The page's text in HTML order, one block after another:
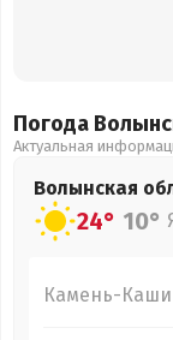
Погода
Актуальная
Волынская
24° 10°
Камень-